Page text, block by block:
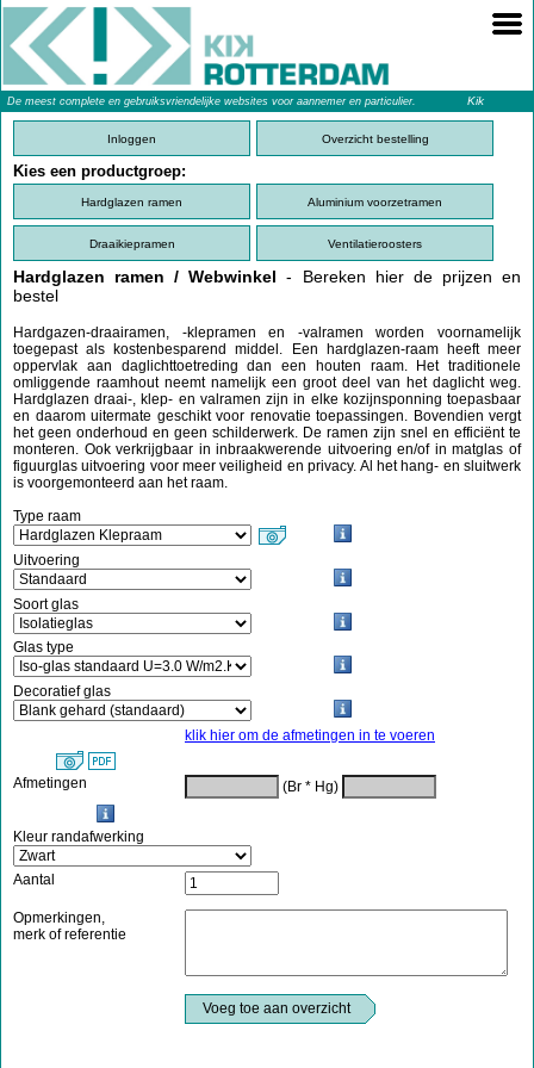
De meest complete en gebruiksvriendelijke websites voor aannemer en particulier.
Kik
Rotterdam
Inloggen
Overzicht bestelling
Kies een productgroep:
Hardglazen ramen Aluminium voorzetramen
Draaikiepramen Ventilatieroosters
Hardglazen ramen / Webwinkel- Bereken hier de prijzen en
bestel
Hardgazen-draairamen, -klepramen en -valramen worden voornamelijk
toegepast als kostenbesparend middel. Een hardglazen-raam heeft meer
oppervlak aan daglichttoetreding dan een houten raam. Het traditionele
omliggende raamhout neemt namelijk een groot deel van het daglicht weg.
Hardglazen draai-, klep- en valramen zijn in elke kozijnsponning toepasbaar
en daarom uitermate geschikt voor renovatie toepassingen. Bovendien vergt
het geen onderhoud en geen schilderwerk. De ramen zijn snel en efficiënt te
monteren. Ook verkrijgbaar in inbraakwerende uitvoering en/of in matglas of
figuurglas uitvoering voor meer veiligheid en privacy. Al het hang- en sluitwerk
is voorgemonteerd aan het raam.
Type raam
Uitvoering
Soort glas
Glas type
Decoratief glas
klik hier om de afmetingen in te voeren
Afmetingen (Br * Hg)
Kleur randafwerking
Aantal
Opmerkingen,
merk of referentie